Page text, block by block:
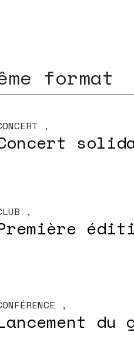
format
,
,
,